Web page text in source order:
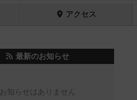
アクセス
最新のお知らせ
お知らせはありません